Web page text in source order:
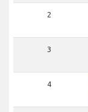
2
3
4